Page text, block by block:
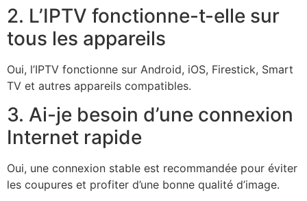
2. L’IPTV fonctionne-t-elle sur
tous les appareils
Oui, l’IPTV fonctionne sur Android, iOS, Firestick, Smart
TV et autres appareils compatibles.
3. Ai-je besoin d’une connexion
Internet rapide
Oui, une connexion stable est recommandée pour éviter
les coupures et profiter d’une bonne qualité d’image.